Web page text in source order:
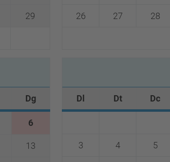
29
Dg
6
13
26 27 28
Dl Dt Dc
3 4 5